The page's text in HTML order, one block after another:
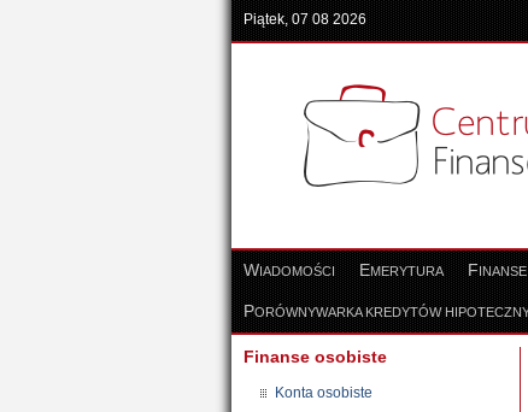
Piątek, 07 08 2026
WIADOMOŚCI EMERYTURA F
PORÓWNYWARKA KREDYTÓW
Finanse osobiste
Konta osobiste